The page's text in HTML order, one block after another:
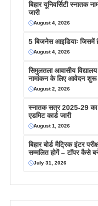
बिहार यूनिवर्सिटी स्नातक
जारी
August 4, 2026
5 बिजनेस आइडियाः जिसमें
August 4, 2026
सिमुलतला आवासीय
नामांकन के लिए आवेदन शुरू
August 2, 2026
स्नातक सत्र 2025-29 का
एडमिट कार्ड जारी
August 1, 2026
बिहार बोर्ड मैट्रिक इंटर
सम्मलित होगें – टॉपर कैसे
July 31, 2026